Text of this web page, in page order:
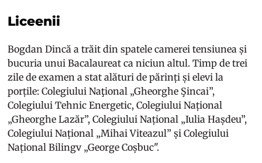
Liceenii
Bogdan Dincă a trăit din spatele camerei tensiunea și
bucuria unui Bacalaureat ca niciun altul. Timp de trei
zile de examen a stat alături de părinți și elevi la
porțile: Colegiului Naţional „Gheorghe Şincai”,
Colegiului Tehnic Energetic, Colegiului Național
„Gheorghe Lazăr”, Colegiului Național „Iulia Hașdeu”,
Colegiului Național „Mihai Viteazul” și Colegiului
Național Bilingv „George Coșbuc".